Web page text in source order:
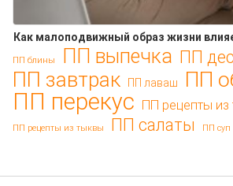
Как малоподвижный образ жизни
ПП блины ПП выпечка ПП
ПП завтрак ПП лаваш ПП
ПП перекус ПП рецепты из
ПП рецепты из тыквы ПП салаты ПП суп